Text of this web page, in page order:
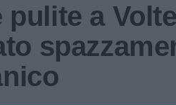
pulite a